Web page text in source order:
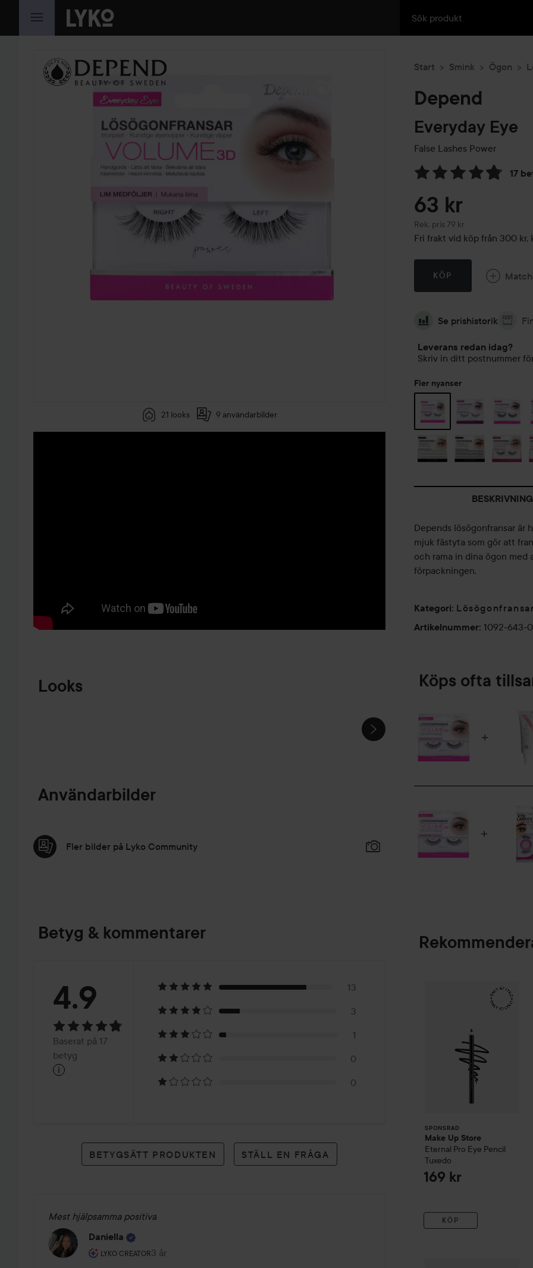
HOPPA TILL INNEHÅLLET
21 looks 9 användarbilder
Looks
BUDGET
Användarbilder
Fler bilder på Lyko Community
Betyg & kommentarer
Betyg:
4.9Baserat
på
betyg
4.9
Baserat på 17
betyg
i
13
3
1
0
0
BETYGSÄTT PRODUKTEN STÄLL EN FRÅGA
Mest hjälpsamma positiva
Daniella
LYKO CREATOR
Användarens roll: Lyko Creator.
3 år
Inlägget skapades 3 år
Start Smink Ögon
Depend
Everyday Eye
False Lashes Power
17
Hoppa till Betyg &
63 kr
Rek. pris 79 kr
Rekommenderat pris 79 kr
Fri frakt vid köp från 300 kr,
KÖP
Se prishistorik
Leverans redan idag?
Skriv in ditt postnummer
Fler nyanser
BESKRIVNING
Depends lösögonfransar är
mjuk fästyta som gör att
och rama in dina ögon
förpackningen.
Kategori: Lösögonfransar
Artikelnummer: 1092-643-
Köps ofta
SPONSRAD
Make Up Store
Eternal Pro Eye Pencil
Tuxedo
169 kr
KÖP
Make Up Store